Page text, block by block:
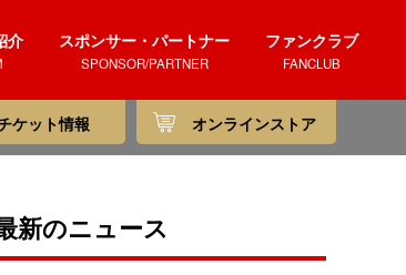
介 スポンサー・パートナー
SPONSOR/PARTNER
ファンクラブ
FANCLUB
ケット情報 オンラインストア
新のニュース